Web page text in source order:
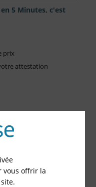
5 Minutes, c'est
prix
attestation
vous offrir la